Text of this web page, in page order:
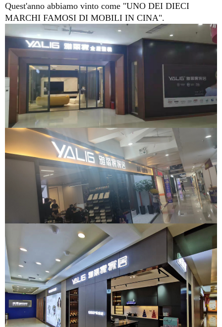
Quest'anno abbiamo vinto come "UNO DEI DIECI
MARCHI FAMOSI DI MOBILI IN CINA".